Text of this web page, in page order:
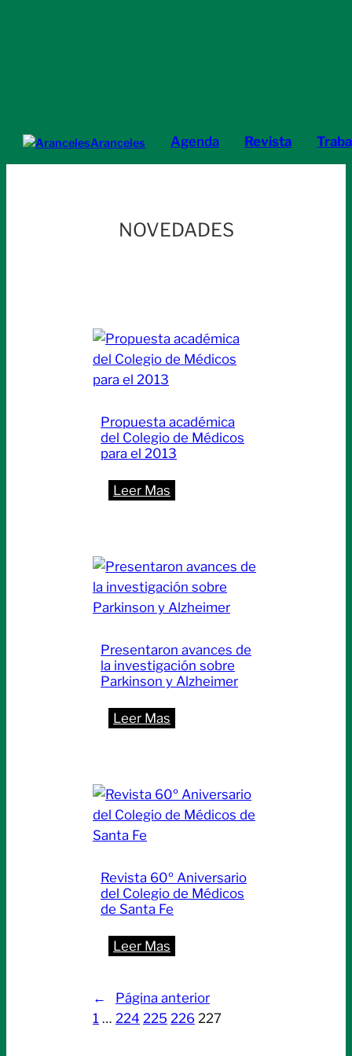
Aranceles Agenda Revista
NOVEDADES
Propuesta académica
del Colegio de Médicos
para el 2013
Leer Mas
Colegio
de
Médicos
el
2013
Presentaron avances de
la investigación sobre
Parkinson y Alzheimer
Leer Mas
la
investigación
y
Alzheimer
Revista 60º Aniversario
del Colegio de Médicos
de Santa Fe
Leer Mas
Aniversario
del
←
Página anterior
1 … 224 225 226 227